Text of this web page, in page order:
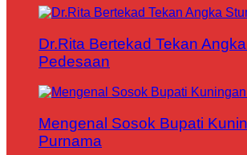
Dr.Rita Bertekad Tekan
Pedesaan
Mengenal Sosok Bupati
Purnama